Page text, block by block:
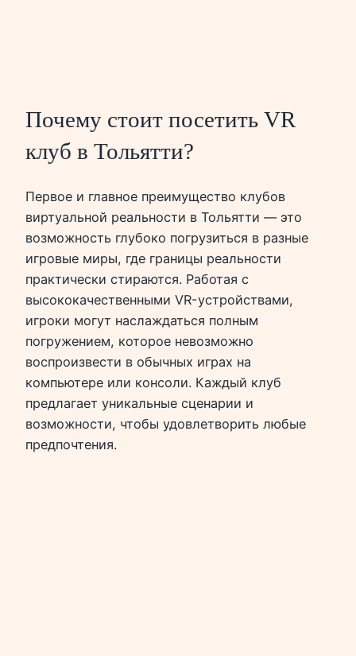
Почему стоит посетить VR
клуб в Тольятти?
Первое и главное преимущество клубов
виртуальной реальности в Тольятти — это
возможность глубоко погрузиться в разные
игровые миры, где границы реальности
практически стираются. Работая с
высококачественными VR-устройствами,
игроки могут наслаждаться полным
погружением, которое невозможно
воспроизвести в обычных играх на
компьютере или консоли. Каждый клуб
предлагает уникальные сценарии и
возможности, чтобы удовлетворить любые
предпочтения.